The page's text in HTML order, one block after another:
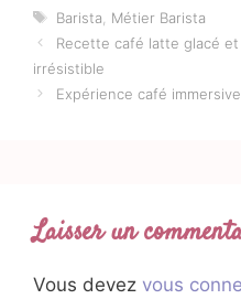
Étiquettes
Barista
Métier Barista
Recette café latte glacé
irrésistible
Expérience café
Laisser un
Vous devez vous